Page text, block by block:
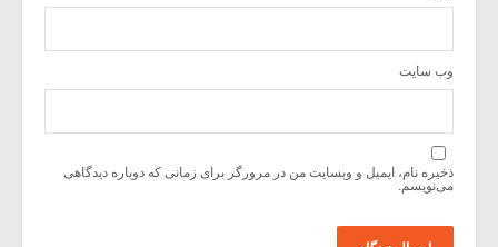
وب‌ سایت
ذخیره نام، ایمیل و وبسایت من در مرورگر برای زمانی که دوباره دیدگاهی
می‌نویسم.